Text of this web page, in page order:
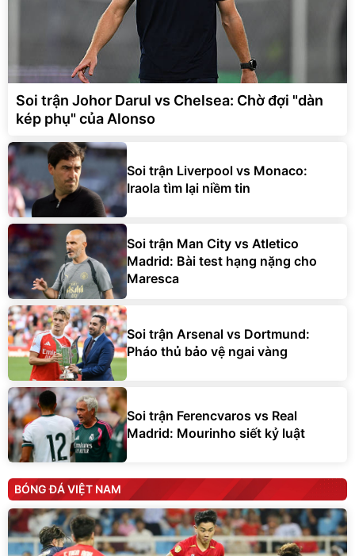
Soi trận Johor Darul vs Chelsea: Chờ đợi "dàn
kép phụ" của Alonso
Soi trận Liverpool vs Monaco:
Iraola tìm lại niềm tin
Soi trận Man City vs Atletico
Madrid: Bài test hạng nặng cho
Maresca
Soi trận Arsenal vs Dortmund:
Pháo thủ bảo vệ ngai vàng
Soi trận Ferencvaros vs Real
Madrid: Mourinho siết kỷ luật
BÓNG ĐÁ VIỆT NAM